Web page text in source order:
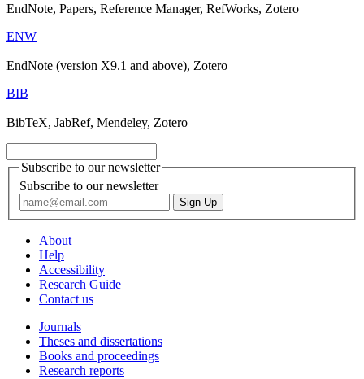
EndNote, Papers, Reference Manager, RefWorks, Zotero
ENW
EndNote (version X9.1 and above), Zotero
BIB
BibTeX, JabRef, Mendeley, Zotero
Subscribe to our newsletter
Subscribe to our newsletter
About
Help
Accessibility
Research Guide
Contact us
Journals
Theses and dissertations
Books and proceedings
Research reports